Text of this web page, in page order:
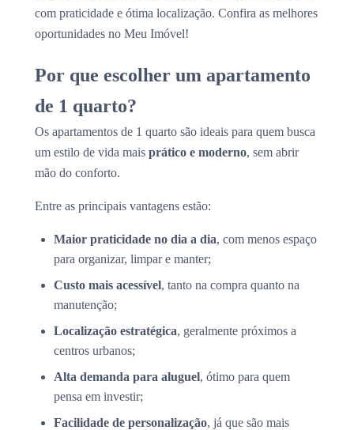
com praticidade e ótima localização. Confira as melhores
oportunidades no Meu Imóvel!
Por que escolher um apartamento
de 1 quarto?
Os apartamentos de 1 quarto são ideais para quem busca
um estilo de vida mais prático e moderno, sem abrir
mão do conforto.
Entre as principais vantagens estão:
Maior praticidade no dia a dia, com menos espaço
para organizar, limpar e manter;
Custo mais acessível, tanto na compra quanto na
manutenção;
Localização estratégica, geralmente próximos a
centros urbanos;
Alta demanda para aluguel, ótimo para quem
pensa em investir;
Facilidade de personalização, já que são mais